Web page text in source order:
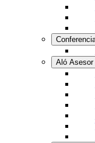
Aló Asesor